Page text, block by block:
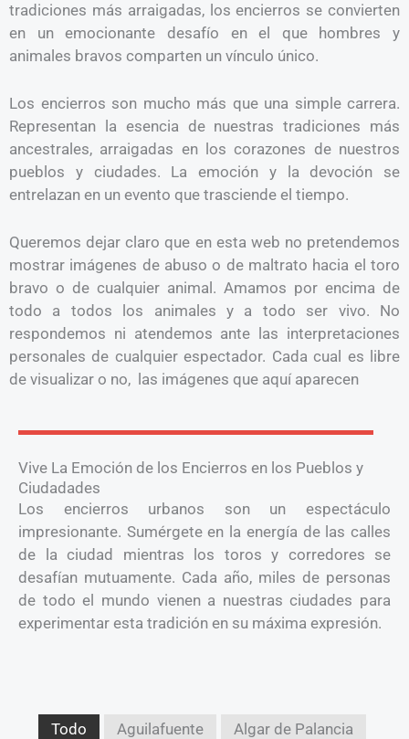
tradiciones más arraigadas, los encierros se convierten
en un emocionante desafío en el que hombres y
animales bravos comparten un vínculo único.
Los encierros son mucho más que una simple carrera.
Representan la esencia de nuestras tradiciones más
ancestrales, arraigadas en los corazones de nuestros
pueblos y ciudades. La emoción y la devoción se
entrelazan en un evento que trasciende el tiempo.
Queremos dejar claro que en esta web no pretendemos
mostrar imágenes de abuso o de maltrato hacia el toro
bravo o de cualquier animal. Amamos por encima de
todo a todos los animales y a todo ser vivo. No
respondemos ni atendemos ante las interpretaciones
personales de cualquier espectador. Cada cual es libre
de visualizar o no, las imágenes que aquí aparecen
Vive La Emoción de los Encierros en los Pueblos y
Ciudadades
Los encierros urbanos son un espectáculo
impresionante. Sumérgete en la energía de las calles
de la ciudad mientras los toros y corredores se
desafían mutuamente. Cada año, miles de personas
de todo el mundo vienen a nuestras ciudades para
experimentar esta tradición en su máxima expresión.
Todo Aguilafuente
Algar de Palancia